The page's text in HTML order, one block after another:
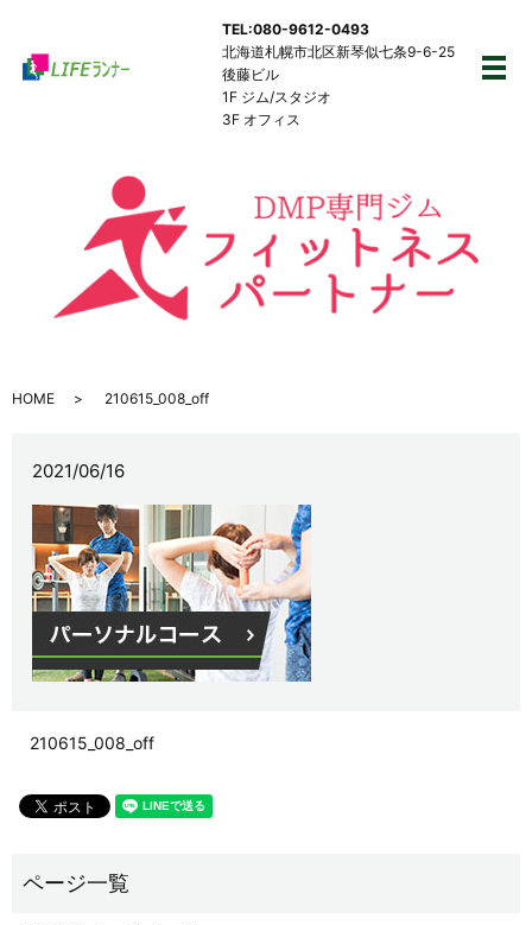
メ
TEL:080-9612-0493
北海道札幌市北区新琴似七条9-6-25
後藤ビル
1F ジム/スタジオ
3F オフィス
HOME 210615_008_off
2021/06/16
210615_008_off